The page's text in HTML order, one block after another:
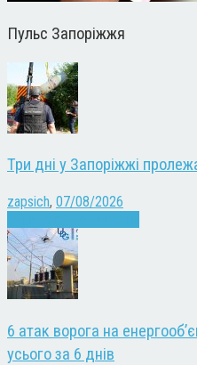
Пульс Запоріжжя
Три дні у Запоріжжі
zapsich, 07/08/2026
6 атак ворога на
усього за 6 днів